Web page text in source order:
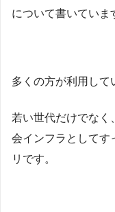
について書いていま
多くの方が利用して
若い世代だけでなく
会インフラとしてす
リです。